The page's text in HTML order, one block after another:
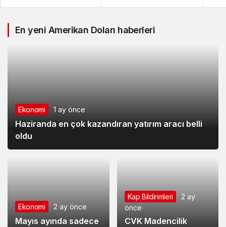
En yeni Amerikan Doları haberleri
Ekonomi 1 ay önce
Haziranda en çok kazandıran yatırım aracı belli
oldu
Ekonomi 2 ay önce
Mayıs ayında sadece
Kap Bildirimleri
2 ay
önce
CVK Madencilik